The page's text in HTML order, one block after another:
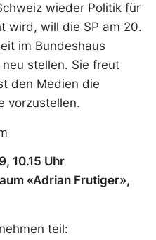
wieder Politik für
wird, will die SP am 20.
im Bundeshaus
stellen. Sie freut
den Medien die
vorzustellen.
10.15 Uhr
«Adrian Frutiger»,
teil: